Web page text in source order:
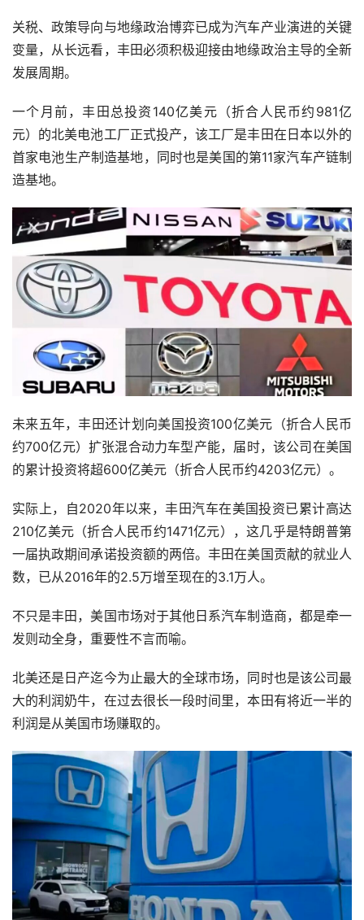
关税、政策导向与地缘政治博弈已成为汽车产业演进的关键
变量，从长远看，丰田必须积极迎接由地缘政治主导的全新
发展周期。
一个月前，丰田总投资140亿美元（折合人民币约981亿
元）的北美电池工厂正式投产，该工厂是丰田在日本以外的
首家电池生产制造基地，同时也是美国的第11家汽车产链制
造基地。
未来五年，丰田还计划向美国投资100亿美元（折合人民币
约700亿元）扩张混合动力车型产能，届时，该公司在美国
的累计投资将超600亿美元（折合人民币约4203亿元）。
实际上，自2020年以来，丰田汽车在美国投资已累计高达
210亿美元（折合人民币约1471亿元），这几乎是特朗普第
一届执政期间承诺投资额的两倍。丰田在美国贡献的就业人
数，已从2016年的2.5万增至现在的3.1万人。
不只是丰田，美国市场对于其他日系汽车制造商，都是牵一
发则动全身，重要性不言而喻。
北美还是日产迄今为止最大的全球市场，同时也是该公司最
大的利润奶牛，在过去很长一段时间里，本田有将近一半的
利润是从美国市场赚取的。